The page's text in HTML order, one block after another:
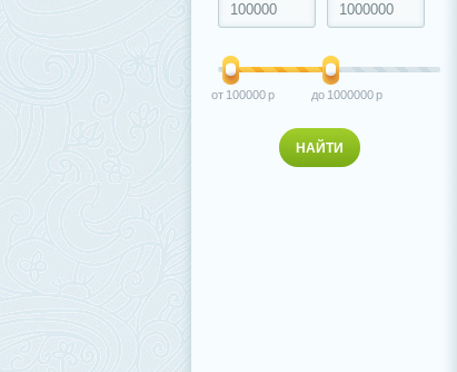
100000 1000000